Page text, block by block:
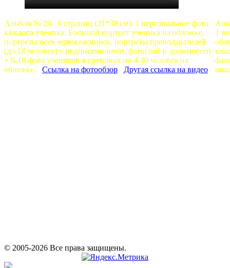
Альбом № 26. 6 страниц (21*30 см). 1 персональное фото
каждого ученика. Большой портрет ученика на обложке,
портреты всех однокласников, портреты преподавателей
(до 18 человек) с подписями имён, фамилий и должностей
+ 6-10 фото учеников в группках по 4-10 человек на
обложке. Ссылка на фотообзор Другая ссылка на видео
1
© 2005-2026 Все права защищены.